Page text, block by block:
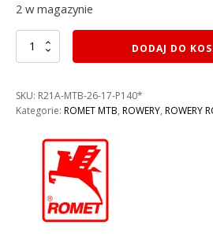
2 w magazynie
ilość
ROWER
R6.0
KOLOR:
DODAJ DO
SKU: R21A-MTB-26-17-P140*
Kategorie: ROMET MTB, ROWERY, ROWERY